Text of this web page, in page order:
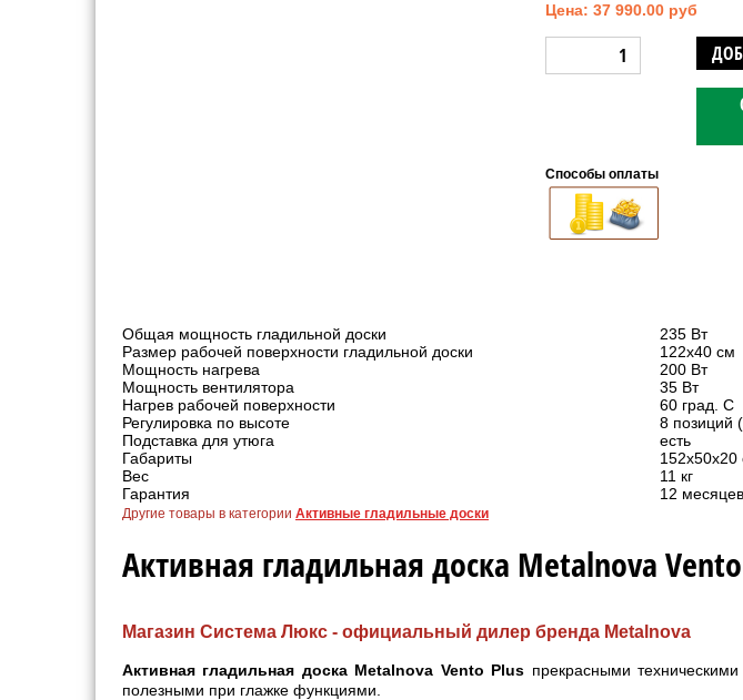
Цена: 37 990.00 руб
Способы оплаты
Общая мощность гладильной доски
235 Вт
Размер рабочей поверхности гладильной доски
122х40 см
Мощность нагрева
200 Вт
Мощность вентилятора
35 Вт
Нагрев рабочей поверхности
60 град. С
Регулировка по высоте
8 позиций
Подставка для утюга
есть
Габариты
152х50х20
Вес
11 кг
Гарантия
12 месяцев
Другие товары в категории Активные гладильные доски
Активная гладильная доска Metalnova
Магазин Система Люкс - официальный дилер бренда Metalnova
Активная гладильная доска Metalnova Vento Plus прекрасными
полезными при глажке функциями.